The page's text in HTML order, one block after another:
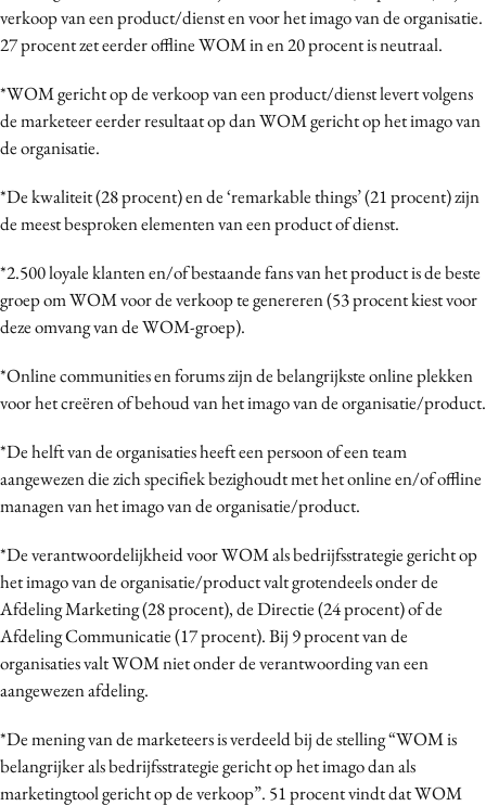
verkoop van een product/dienst en voor het imago van de organisatie.
27 procent zet eerder offline WOM in en 20 procent is neutraal.
*WOM gericht op de verkoop van een product/dienst levert volgens
de marketeer eerder resultaat op dan WOM gericht op het imago van
de organisatie.
*De kwaliteit (28 procent) en de ‘remarkable things’ (21 procent) zijn
de meest besproken elementen van een product of dienst.
*2.500 loyale klanten en/of bestaande fans van het product is de beste
groep om WOM voor de verkoop te genereren (53 procent kiest voor
deze omvang van de WOM-groep).
*Online communities en forums zijn de belangrijkste online plekken
voor het creëren of behoud van het imago van de organisatie/product.
*De helft van de organisaties heeft een persoon of een team
aangewezen die zich specifiek bezighoudt met het online en/of offline
managen van het imago van de organisatie/product.
*De verantwoordelijkheid voor WOM als bedrijfsstrategie gericht op
het imago van de organisatie/product valt grotendeels onder de
Afdeling Marketing (28 procent), de Directie (24 procent) of de
Afdeling Communicatie (17 procent). Bij 9 procent van de
organisaties valt WOM niet onder de verantwoording van een
aangewezen afdeling.
*De mening van de marketeers is verdeeld bij de stelling “WOM is
belangrijker als bedrijfsstrategie gericht op het imago dan als
marketingtool gericht op de verkoop”. 51 procent vindt dat WOM